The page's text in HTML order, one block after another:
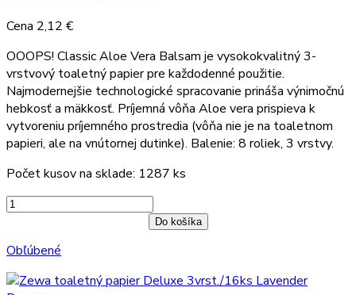
Cena 2,12 €
OOOPS! Classic Aloe Vera Balsam je vysokokvalitný 3-
vrstvový toaletný papier pre každodenné použitie.
Najmodernejšie technologické spracovanie prináša výnimočnú
hebkosť a mäkkosť. Príjemná vôňa Aloe vera prispieva k
vytvoreniu príjemného prostredia (vôňa nie je na toaletnom
papieri, ale na vnútornej dutinke). Balenie: 8 roliek, 3 vrstvy.
Počet kusov na sklade: 1287 ks
Do košíka
Obľúbené